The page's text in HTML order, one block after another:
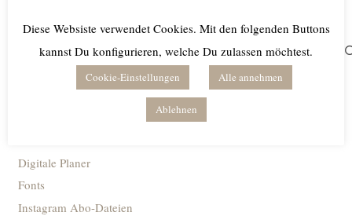
Suchen
Produktkategorien
Digitale Planer
Fonts
Instagram Abo-Dateien
Diese Websiste verwendet Cookies. Mit den folgenden Buttons
kannst Du konfigurieren, welche Du zulassen möchtest.
Cookie-Einstellungen Alle annehmen
Ablehnen